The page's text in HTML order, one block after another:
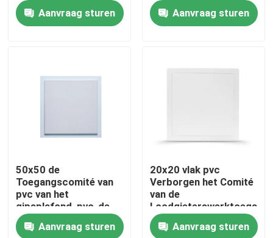
Ongeveer ons
Verzoek om een Citaat
Het Comité van de aluminiumtoegang
Aanvraag sturen
Aanvraag sturen
50x50 de
Toegangscomité van
pvc van het
gipsplafond, pvc-de
deur van de plafondval
Aanvraag sturen
20x20 vlak pvc
Verborgen het Comité
van de
Loodgieterswerktoegang
gestalte gegeven
vierkantAanvraag sturen